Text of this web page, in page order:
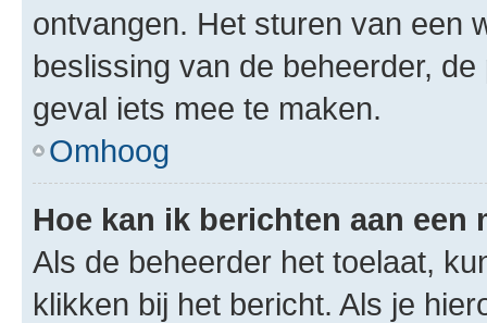
ontvangen. Het sturen van een
beslissing van de beheerder,
geval iets mee te maken.
Omhoog
Hoe kan ik berichten aan een
Als de beheerder het toelaat,
klikken bij het bericht. Als je